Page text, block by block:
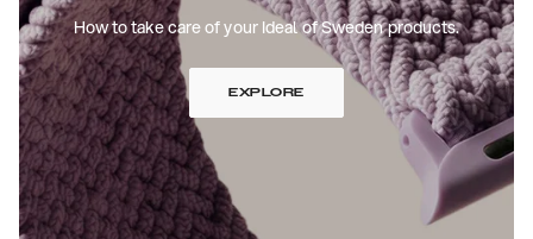
How to take care of your Ideal of Sweden products.
EXPLORE